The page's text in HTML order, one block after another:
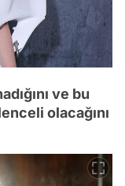
ve bu
olacağını